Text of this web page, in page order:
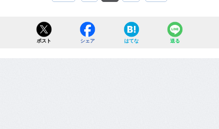
ポスト シェア はてな 送る